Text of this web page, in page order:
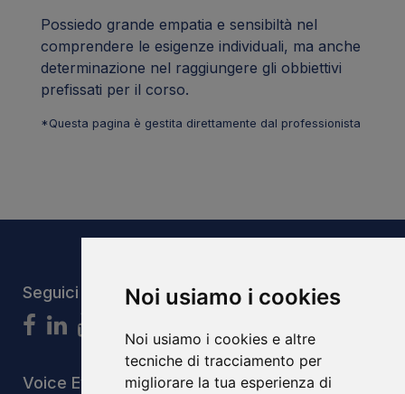
Noi usiamo i cookies
Noi usiamo i cookies e altre
tecniche di tracciamento per
migliorare la tua esperienza di
Possiedo grande empatia e sensibiltà nel
comprendere le esigenze individuali, ma anche
determinazione nel raggiungere gli obbiettivi
prefissati per il corso.
*Questa pagina è gestita direttamente dal professionista
Seguici
Voice Evolution System S.r.l.s